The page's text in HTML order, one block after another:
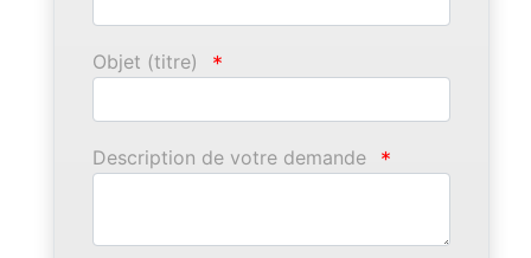
Objet (titre) *
Description de votre demande *